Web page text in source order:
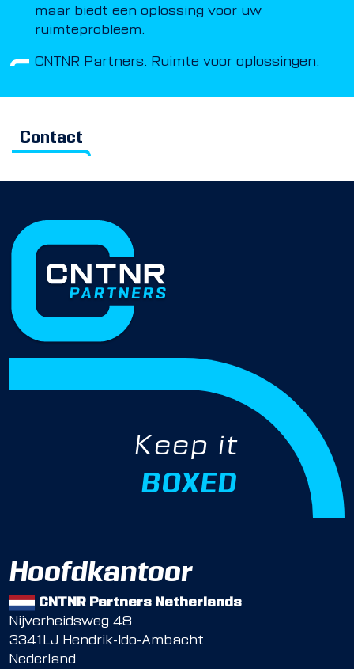
maar biedt een oplossing voor uw
ruimteprobleem.
CNTNR Partners. Ruimte voor oplossingen.
Contact
Keep it
BOXED
Hoofdkantoor
CNTNR Partners Netherlands
Nijverheidsweg 48
3341LJ Hendrik-Ido-Ambacht
Nederland